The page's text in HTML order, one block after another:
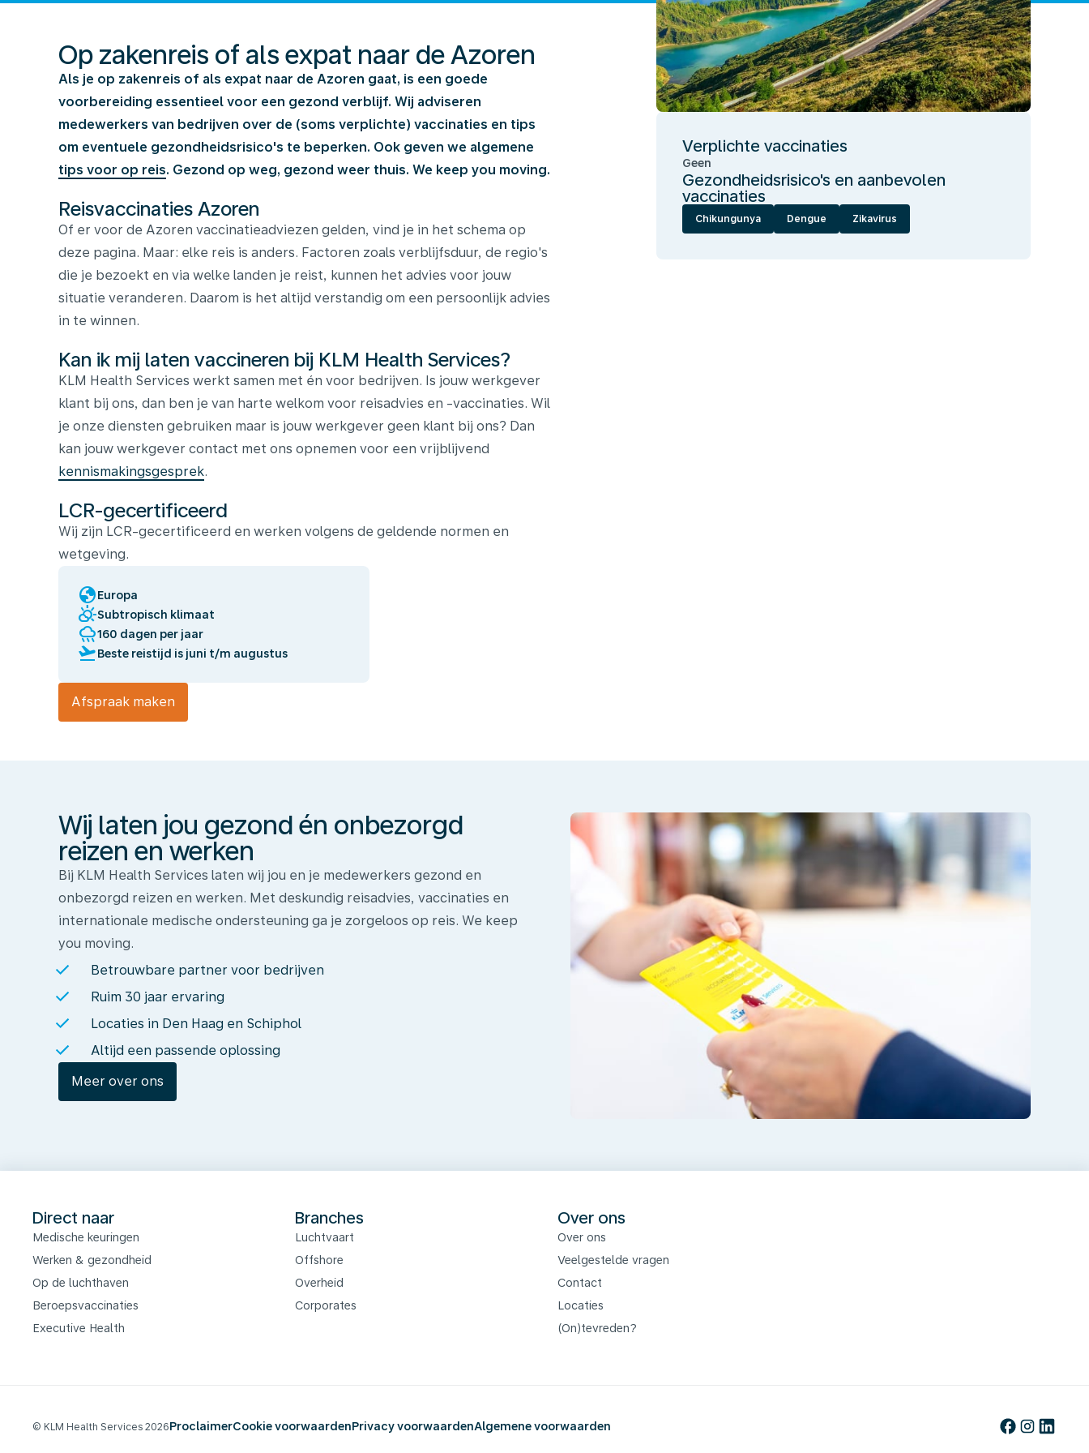
Op zakenreis of als expat naar de Azoren
Als je op zakenreis of als expat naar de Azoren gaat, is een goede
voorbereiding essentieel voor een gezond verblijf. Wij adviseren
medewerkers van bedrijven over de (soms verplichte) vaccinaties en tips
om eventuele gezondheidsrisico's te beperken. Ook geven we algemene
tips voor op reis. Gezond op weg, gezond weer thuis. We keep you moving.
Reisvaccinaties Azoren
Of er voor de Azoren vaccinatieadviezen gelden, vind je in het schema op
deze pagina. Maar: elke reis is anders. Factoren zoals verblijfsduur, de regio's
die je bezoekt en via welke landen je reist, kunnen het advies voor jouw
situatie veranderen. Daarom is het altijd verstandig om een persoonlijk advies
in te winnen.
Kan ik mij laten vaccineren bij KLM Health Services?
KLM Health Services werkt samen met én voor bedrijven. Is jouw werkgever
klant bij ons, dan ben je van harte welkom voor reisadvies en -vaccinaties. Wil
je onze diensten gebruiken maar is jouw werkgever geen klant bij ons? Dan
kan jouw werkgever contact met ons opnemen voor een vrijblijvend
kennismakingsgesprek.
LCR-gecertificeerd
Wij zijn LCR-gecertificeerd en werken volgens de geldende normen en
wetgeving.
globeEuropa
partly_cloudy_daySubtropisch klimaat
rainy160 dagen per jaar
flight_takeoffBeste reistijd is juni t/m augustus
Afspraak maken
Verplichte vaccinaties
Geen
Gezondheidsrisico's en aanbevolen
vaccinaties
Chikungunya Dengue Zikavirus
Wij
onbezorgd
reizen
en
Wij laten jou gezond én onbezorgd
reizen en werken
Bij KLM Health Services laten wij jou en je medewerkers gezond en
onbezorgd reizen en werken. Met deskundig reisadvies, vaccinaties en
internationale medische ondersteuning ga je zorgeloos op reis. We keep
you moving.
Betrouwbare partner voor bedrijven
Ruim 30 jaar ervaring
Locaties in Den Haag en Schiphol
Altijd een passende oplossing
Meer over ons
Direct naar
Medische keuringen
Werken & gezondheid
Op de luchthaven
Beroepsvaccinaties
Executive Health
Branches
Luchtvaart
Offshore
Overheid
Corporates
Over ons
Over ons
Veelgestelde vragen
Contact
Locaties
(On)tevreden?
© KLM Health Services 2026ProclaimerCookie voorwaardenPrivacy voorwaardenAlgemene voorwaarden